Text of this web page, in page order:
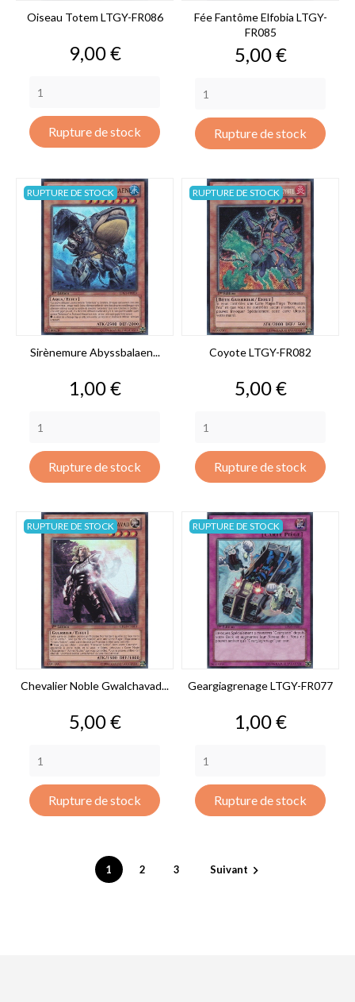
Oiseau Totem LTGY-FR086
Prix
9,00 €
Rupture de stock
Fée Fantôme Elfobia LTGY-
FR085
Prix
5,00 €
Rupture de stock
Sirènemure Abyssbalaen...
Prix
1,00 €
Rupture de stock
RUPTURE DE STOCK
Coyote LTGY-FR082
Prix
5,00 €
Rupture de stock
RUPTURE DE STOCK
Chevalier Noble Gwalchavad...
Prix
5,00 €
Rupture de stock
RUPTURE DE STOCK
Geargiagrenage LTGY-FR077
Prix
1,00 €
Rupture de stock
RUPTURE DE STOCK
1 2 3 Suivant 